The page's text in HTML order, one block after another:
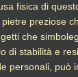
fisica di
preziose
che
di stabilità e
personali, può